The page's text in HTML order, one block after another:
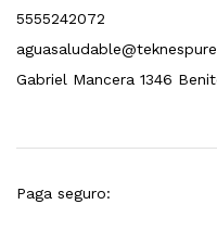
5555242072
Gabriel Mancera 1346
Paga seguro: